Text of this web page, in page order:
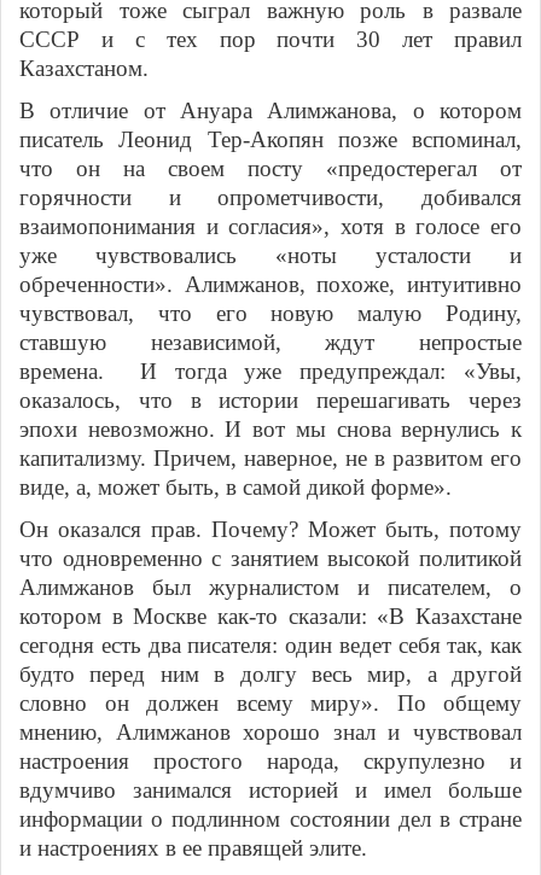
который тоже сыграл важную роль в развале
СССР и с тех пор почти 30 лет правил
Казахстаном.
В отличие от Ануара Алимжанова, о котором
писатель Леонид Тер-Акопян позже вспоминал,
что он на своем посту «предостерегал от
горячности и опрометчивости, добивался
взаимопонимания и согласия», хотя в голосе его
уже чувствовались «ноты усталости и
обреченности». Алимжанов, похоже, интуитивно
чувствовал, что его новую малую Родину,
ставшую независимой, ждут непростые
времена.
И тогда уже предупреждал: «Увы,
оказалось, что в истории перешагивать через
эпохи невозможно. И вот мы снова вернулись к
капитализму. Причем, наверное, не в развитом его
виде, а, может быть, в самой дикой форме».
Он оказался прав. Почему? Может быть, потому
что одновременно с занятием высокой политикой
Алимжанов был журналистом и писателем, о
котором в Москве как-то сказали: «В Казахстане
сегодня есть два писателя: один ведет себя так, как
будто перед ним в долгу весь мир, а другой
словно он должен всему миру». По общему
мнению, Алимжанов хорошо знал и чувствовал
настроения простого народа, скрупулезно и
вдумчиво занимался историей и имел больше
информации о подлинном состоянии дел в стране
и настроениях в ее правящей элите.